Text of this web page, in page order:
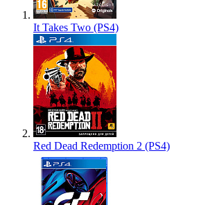
It Takes Two (PS4)
Red Dead Redemption 2 (PS4)